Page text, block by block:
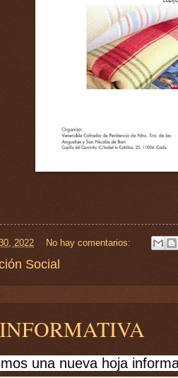
2022 No hay comentarios:
Social
una nueva hoja